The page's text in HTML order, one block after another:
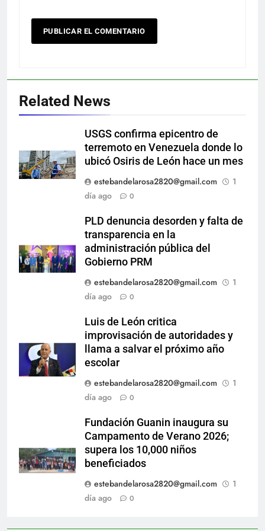
Related News
USGS confirma epicentro de
terremoto en Venezuela donde lo
ubicó Osiris de León hace un mes
estebandelarosa2820@gmail.com
1
día ago
0
PLD denuncia desorden y falta de
transparencia en la
administración pública del
Gobierno PRM
estebandelarosa2820@gmail.com
1
día ago
0
Luis de León critica
improvisación de autoridades y
llama a salvar el próximo año
escolar
estebandelarosa2820@gmail.com
1
día ago
0
Fundación Guanin inaugura su
Campamento de Verano 2026;
supera los 10,000 niños
beneficiados
estebandelarosa2820@gmail.com
1
día ago
0